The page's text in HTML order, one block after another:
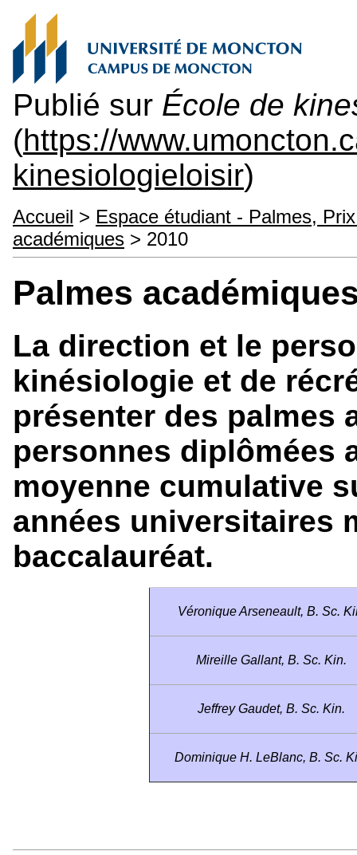
Publié sur École de
(https://
kinesiologieloisir)
Accueil > Espace étudiant - Palmes,
académiques > 2010
Palmes
La direction et le
kinésiologie et de
présenter des palmes
personnes diplômées
moyenne cumulative
années universitaires
baccalauréat.
Véronique Arseneault, B. Sc.
Mireille Gallant, B. Sc. Kin.
Jeffrey Gaudet, B. Sc. Kin.
Dominique H. LeBlanc, B. Sc.